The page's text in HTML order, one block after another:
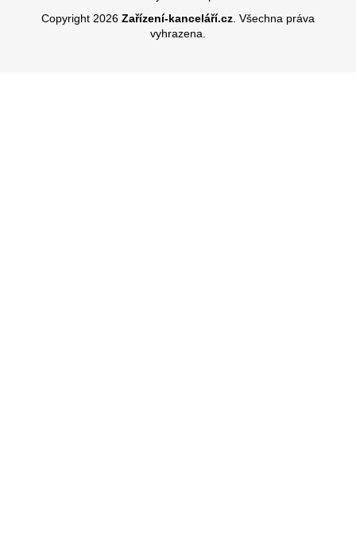
Copyright 2026 Zařízení-kanceláří.cz . Všechna práva
vyhrazena.